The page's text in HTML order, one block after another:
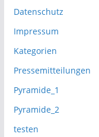
Datenschutz
Impressum
Kategorien
Pressemitteilungen
Pyramide_1
Pyramide_2
testen